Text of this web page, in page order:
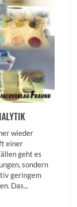
wieder
einer
geht es
sondern
geringem
Das...